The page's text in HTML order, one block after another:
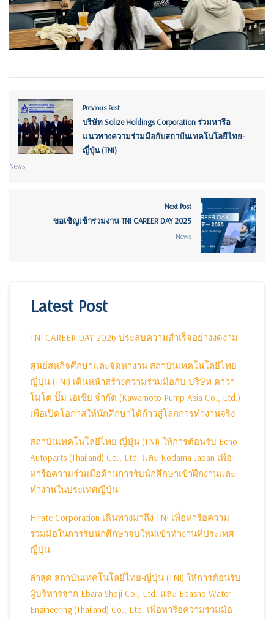
Previous Post
บริษัท Solize Holdings Corporation ร่วมหารือ
แนวทางความร่วมมือกับสถาบันเทคโนโลยีไทย-
ญี่ปุ่น (TNI)
News
Next Post
ขอเชิญเข้าร่วมงาน TNI CAREER DAY 2025
News
Latest Post
TNI CAREER DAY 2026 ประสบความสำเร็จอย่างงดงาม
ศูนย์สหกิจศึกษาและจัดหางาน สถาบันเทคโนโลยีไทย-
ญี่ปุ่น (TNI) เดินหน้าสร้างความร่วมมือกับ บริษัท คาวา
โมโต ปั๊ม เอเชีย จำกัด (Kawamoto Pump Asia Co., Ltd.)
เพื่อเปิดโอกาสให้นักศึกษาได้ก้าวสู่โลกการทำงานจริง
สถาบันเทคโนโลยีไทย-ญี่ปุ่น (TNI) ให้การต้อนรับ Echo
Autoparts (Thailand) Co., Ltd. และ Kodama Japan เพื่อ
หารือความร่วมมือด้านการรับนักศึกษาเข้าฝึกงานและ
ทำงานในประเทศญี่ปุ่น
Hirate Corporation เดินทางมาถึง TNI เพื่อหารือความ
ร่วมมือในการรับนักศึกษาจบใหม่เข้าทำงานที่ประเทศ
ญี่ปุ่น
ล่าสุด สถาบันเทคโนโลยีไทย-ญี่ปุ่น (TNI) ให้การต้อนรับ
ผู้บริหารจาก Ebara Shoji Co., Ltd. และ Ebasho Water
Engineering (Thailand) Co., Ltd. เพื่อหารือความร่วมมือ